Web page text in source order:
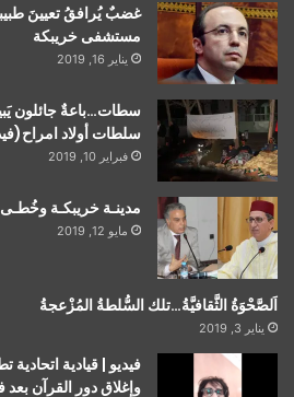
غضبٌ يُرافقُ تعيينَ
مستشفى خريبكة
يناير 16, 2019
سطات…باعةٌ جائلون
سلطات أولاد
فبراير 10, 2019
مدينـة خريبكـة وخُطـى
مايو 12, 2019
اَلصَّحْوَةُ الثَّقافيَّةُ…تلك السُّلطةُ المُزْعجةُ
يناير 3, 2019
فيديو | قيادية
وإغلاق دور القرآن